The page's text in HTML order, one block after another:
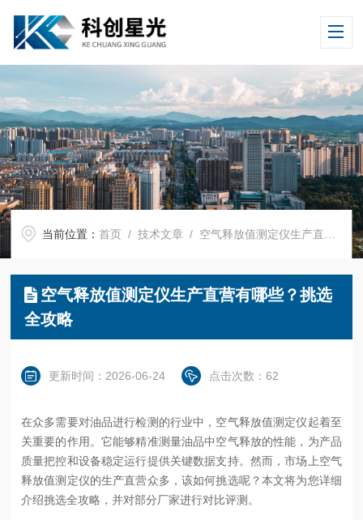
当前位置：首页 /技术文章 / 空气释放值测定仪生产直营有哪些？挑选全攻略
空气释放值测定仪生产直营有哪些？挑选
全攻略
更新时间：2026-06-24 点击次数：62
在众多需要对油品进行检测的行业中，空气释放值测定仪起着至
关重要的作用。它能够精准测量油品中空气释放的性能，为产品
质量把控和设备稳定运行提供关键数据支持。然而，市场上空气
释放值测定仪的生产直营众多，该如何挑选呢？本文将为您详细
介绍挑选全攻略，并对部分厂家进行对比评测。